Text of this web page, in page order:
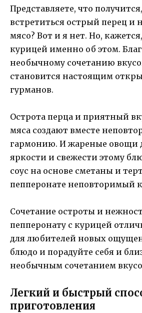
Представляете, что
встретиться острый перец и
мясо? Вот и я нет. Но,
курицей именно об этом.
необычному сочетанию
становится настоящим
гурманов.
Острота перца и приятный
мяса создают вместе
гармонию. И жареные овощи
яркости и свежести этому
соус на основе сметаны и
пепперонате неповторимый
Сочетание остроты и
пепперонату с курицей
для любителей новых
блюдо и порадуйте себя и
необычным сочетанием
Легкий и быстрый
приготовления